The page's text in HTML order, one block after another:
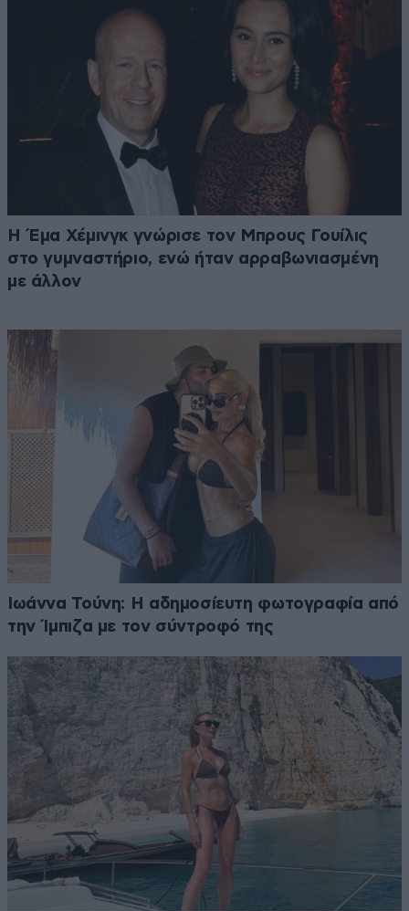
Η Έμα Χέμινγκ γνώρισε τον Μπρους Γουίλις
στο γυμναστήριο, ενώ ήταν αρραβωνιασμένη
με άλλον
Ιωάννα Τούνη: Η αδημοσίευτη φωτογραφία από
την Ίμπιζα με τον σύντροφό της